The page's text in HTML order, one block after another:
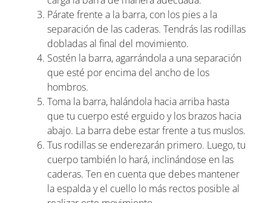
Párate frente a la barra, con los pies a la
separación de las caderas. Tendrás las rodillas
dobladas al final del movimiento.
Sostén la barra, agarrándola a una separación
que esté por encima del ancho de los
hombros.
Toma la barra, halándola hacia arriba hasta
que tu cuerpo esté erguido y los brazos hacia
abajo. La barra debe estar frente a tus muslos.
Tus rodillas se enderezarán primero. Luego, tu
cuerpo también lo hará, inclinándose en las
caderas. Ten en cuenta que debes mantener
la espalda y el cuello lo más rectos posible al